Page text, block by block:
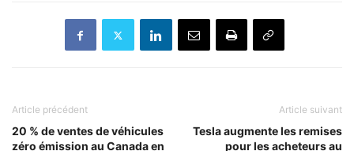
Article précédent
20 % de ventes de véhicules
zéro émission au Canada en
Article suivant
Tesla augmente les remises
pour les acheteurs au